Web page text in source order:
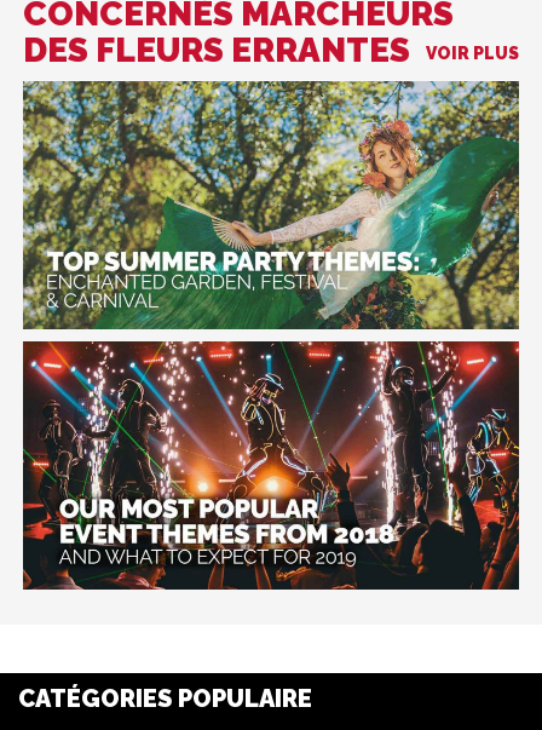
CONCERNÉS MARCHEURS
DES FLEURS ERRANTES
VOIR PLUS
CATÉGORIES POPULAIRE